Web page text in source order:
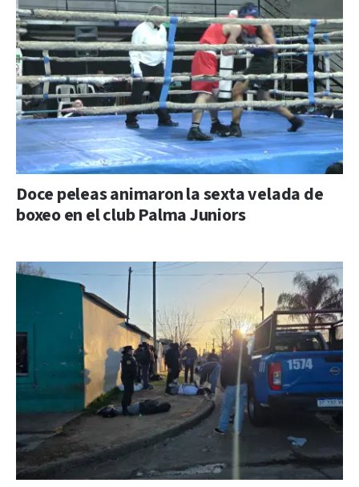
Doce peleas animaron la sexta velada de
boxeo en el club Palma Juniors